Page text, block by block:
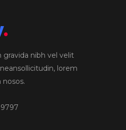
gravida nibh vel velit
lorem